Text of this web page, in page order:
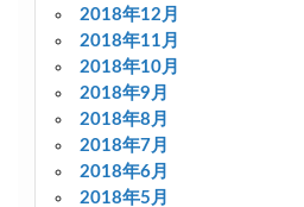
2018年12月
2018年11月
2018年10月
2018年9月
2018年8月
2018年7月
2018年6月
2018年5月